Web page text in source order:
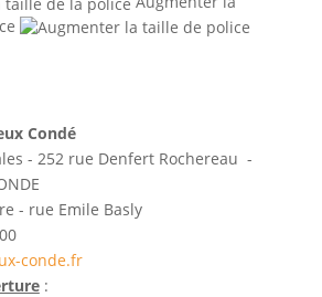
Condé
- 252 rue Denfert Rochereau -
- rue Emile Basly
conde.fr
: